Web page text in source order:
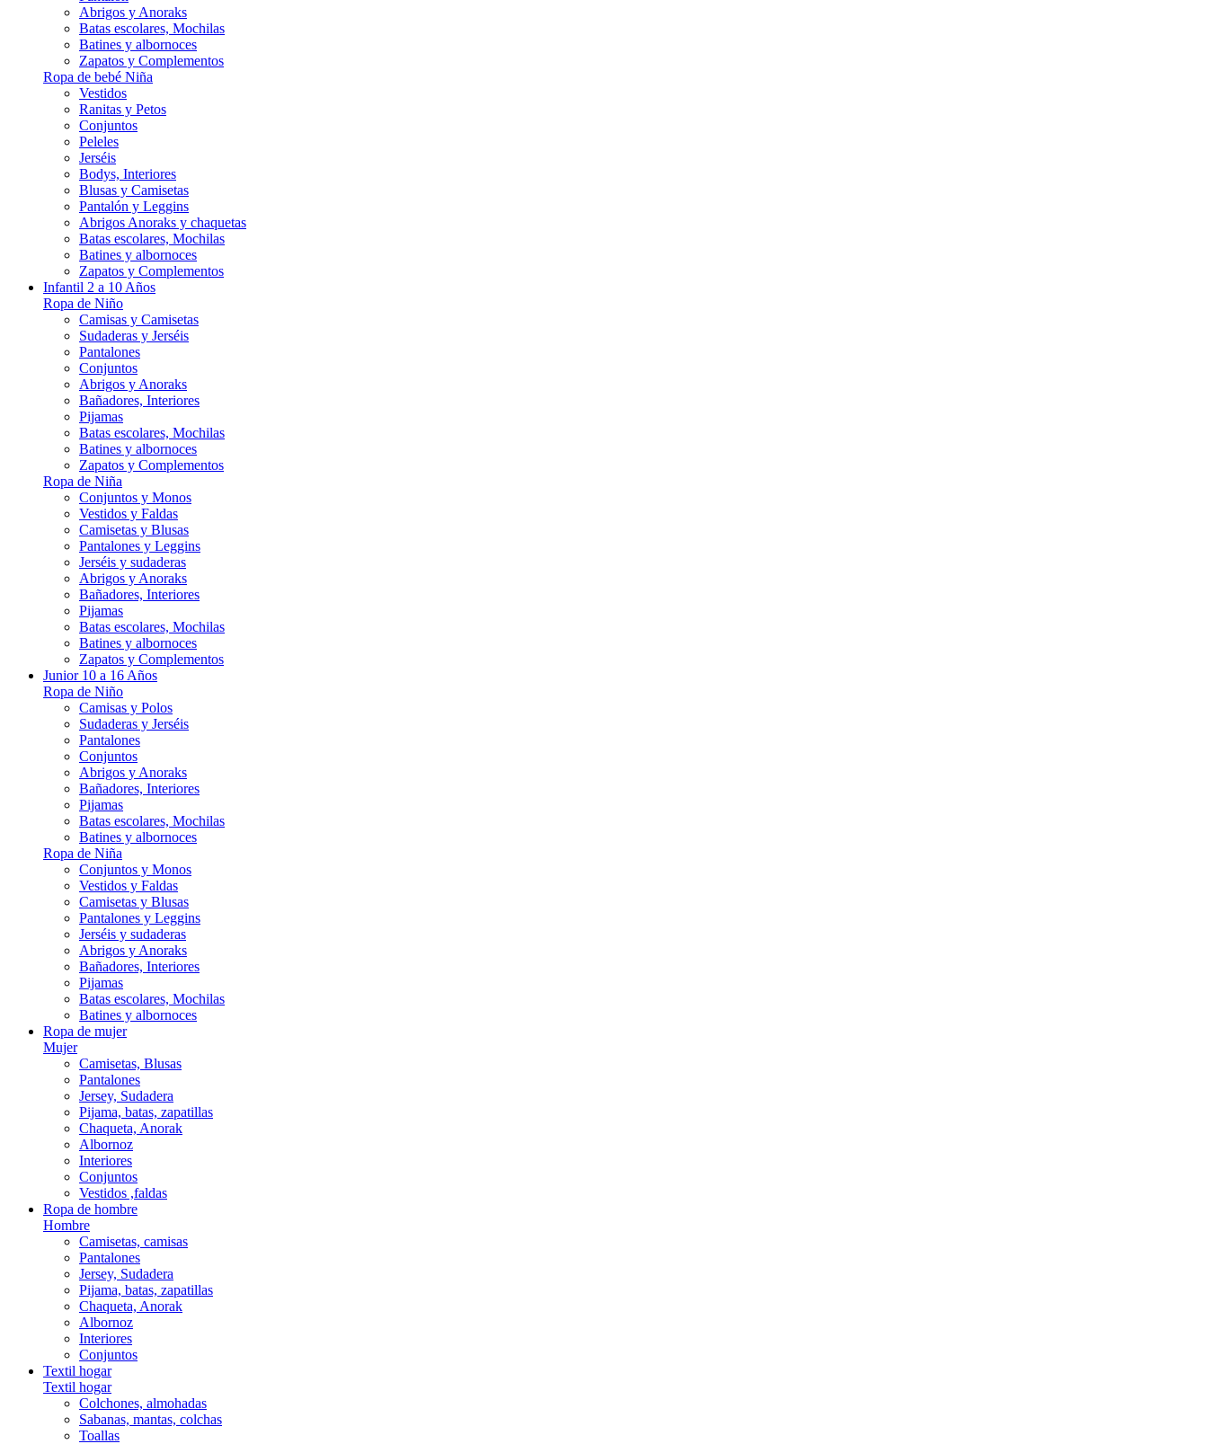
Abrigos y Anoraks
Batas escolares, Mochilas
Batines y albornoces
Zapatos y Complementos
Ropa de bebé Niña
Vestidos
Ranitas y Petos
Conjuntos
Peleles
Jerséis
Bodys, Interiores
Blusas y Camisetas
Pantalón y Leggins
Abrigos Anoraks y chaquetas
Batas escolares, Mochilas
Batines y albornoces
Zapatos y Complementos
Infantil 2 a 10 Años
Ropa de Niño
Camisas y Camisetas
Sudaderas y Jerséis
Pantalones
Conjuntos
Abrigos y Anoraks
Bañadores, Interiores
Pijamas
Batas escolares, Mochilas
Batines y albornoces
Zapatos y Complementos
Ropa de Niña
Conjuntos y Monos
Vestidos y Faldas
Camisetas y Blusas
Pantalones y Leggins
Jerséis y sudaderas
Abrigos y Anoraks
Bañadores, Interiores
Pijamas
Batas escolares, Mochilas
Batines y albornoces
Zapatos y Complementos
Junior 10 a 16 Años
Ropa de Niño
Camisas y Polos
Sudaderas y Jerséis
Pantalones
Conjuntos
Abrigos y Anoraks
Bañadores, Interiores
Pijamas
Batas escolares, Mochilas
Batines y albornoces
Ropa de Niña
Conjuntos y Monos
Vestidos y Faldas
Camisetas y Blusas
Pantalones y Leggins
Jerséis y sudaderas
Abrigos y Anoraks
Bañadores, Interiores
Pijamas
Batas escolares, Mochilas
Batines y albornoces
Ropa de mujer
Mujer
Camisetas, Blusas
Pantalones
Jersey, Sudadera
Pijama, batas, zapatillas
Chaqueta, Anorak
Albornoz
Interiores
Conjuntos
Vestidos ,faldas
Ropa de hombre
Hombre
Camisetas, camisas
Pantalones
Jersey, Sudadera
Pijama, batas, zapatillas
Chaqueta, Anorak
Albornoz
Interiores
Conjuntos
Textil hogar
Textil hogar
Colchones, almohadas
Sabanas, mantas, colchas
Toallas